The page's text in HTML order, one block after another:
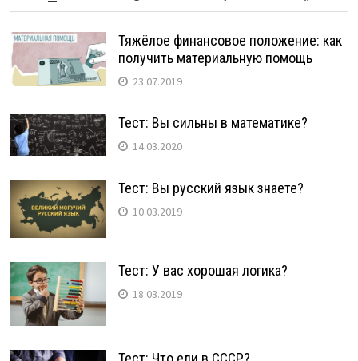
Тяжёлое финансовое положение: как
получить материальную помощь
23.07.2019
Тест: Вы сильны в математике?
14.03.2020
Тест: Вы русский язык знаете?
10.03.2019
Тест: У вас хорошая логика?
18.03.2019